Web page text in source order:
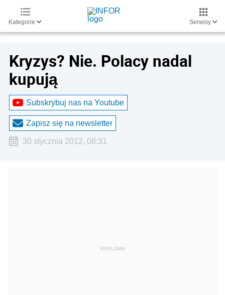
Kategorie Serwisy
Kryzys? Nie. Polacy nadal
kupują
Subskrybuj nas na Youtube
Zapisz się na newsletter
30 stycznia 2012, 08:31